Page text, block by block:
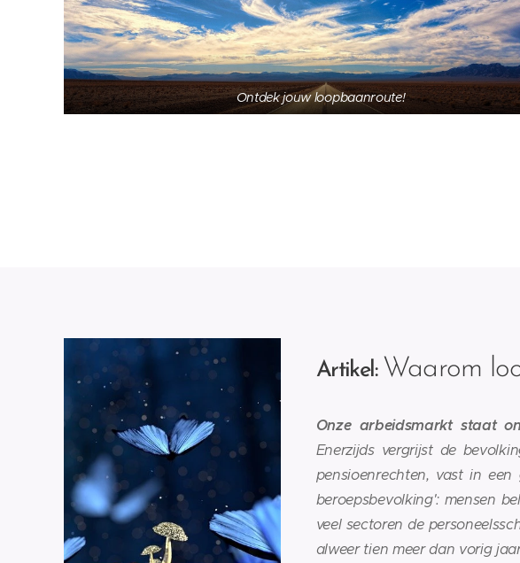
Ontdek jouw loopbaanroute!
Artikel: Waarom
Onze arbeidsmarkt staat
Enerzijds vergrijst de
pensioenrechten, vast in
beroepsbevolking': mensen
veel sectoren de
alweer tien meer dan vorig